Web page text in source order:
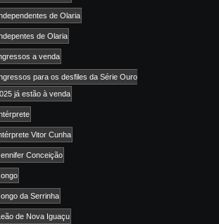
de Olaria
de Olaria
a venda
para os desfiles da Série Ouro
já estão à venda
Vitor Cunha
Conceição
da Serrinha
de Nova Iguaçu